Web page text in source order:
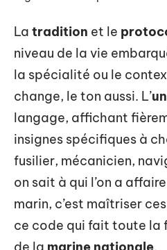
La tradition et le
niveau de la vie
la spécialité ou le
change, le ton aussi. L’
langage, affichant
insignes spécifiques à
fusilier, mécanicien,
on sait à qui l’on a
marin, c’est maîtriser
ce code qui fait toute la